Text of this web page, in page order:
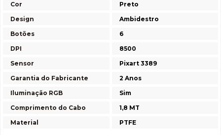
Cor
Preto
Design
Ambidestro
Botões
6
DPI
8500
Sensor
Pixart 3389
Garantia do Fabricante
2 Anos
Iluminação RGB
Sim
Comprimento do Cabo
1,8 MT
Material
PTFE